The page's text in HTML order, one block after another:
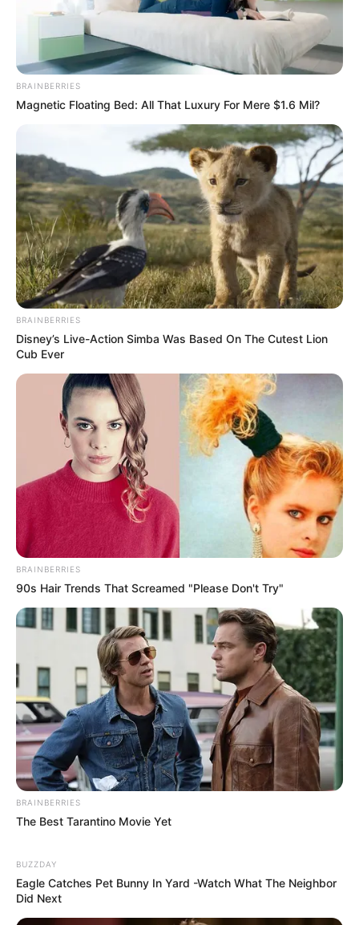
Previne Brasil: resultado de desempenho do 2º quadrimestre
já está disponível
Previne Brasil, programa de financiamento da
Acada quatro meses, o desempenho dos municípios brasileiros na
atenção primária é avaliado e tem impacto no financiamento
federal. Nesse contexto, o Ministério da Saúde divulgou o resultado
do segundo quadrimestre de 2022. Veja a matéria completa, aqui!
BRAINBERRIES
Magnetic Floating Bed: All That Luxury For Mere $1.6 Mil?
BRAINBERRIES
Disney’s Live-Action Simba Was Based On The Cutest Lion
Cub Ever
BRAINBERRIES
90s Hair Trends That Screamed "Please Don't Try"
BRAINBERRIES
The Best Tarantino Movie Yet
BUZZDAY
Eagle Catches Pet Bunny In Yard -Watch What The Neighbor
Did Next